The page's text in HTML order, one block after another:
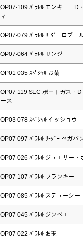
OP07-109 ﾊﾟﾗﾚﾙ モンキー・D
ィ
OP07-079 ﾊﾟﾗﾚﾙ ﾘｰﾀﾞｰ ロブ・
OP07-064 ﾊﾟﾗﾚﾙ サンジ
OP01-035 ｽﾍﾟｼｬﾙ お菊
OP07-119 SEC ポートガス・D
ース
OP03-078 ｽﾍﾟｼｬﾙ イッショウ
OP07-097 ﾊﾟﾗﾚﾙ ﾘｰﾀﾞｰ ベガパ
OP07-026 ﾊﾟﾗﾚﾙ ジュエリー・
OP07-107 ﾊﾟﾗﾚﾙ フランキー
OP07-085 ﾊﾟﾗﾚﾙ ステューシー
OP07-045 ﾊﾟﾗﾚﾙ ジンベエ
OP07-022 ﾊﾟﾗﾚﾙ お玉